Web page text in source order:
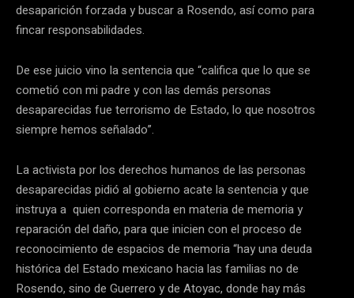
desaparición forzada y buscar a Rosendo, así como para
fincar responsabilidades.
De ese juicio vino la sentencia que “califica que lo que se
cometió con mi padre y con las demás personas
desaparecidas fue terrorismo de Estado, lo que nosotros
siempre hemos señalado”.
La activista por los derechos humanos de las personas
desaparecidas pidió al gobierno acate la sentencia y que
instruya a quien corresponda en materia de memoria y
reparación del daño, para que inicien con el proceso de
reconocimiento de espacios de memoria “hay una deuda
histórica del Estado mexicano hacia las familias no de
Rosendo, sino de Guerrero y de Atoyac, donde hay más